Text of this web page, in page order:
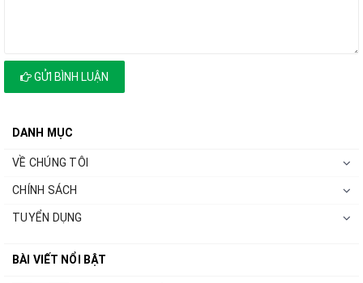
GỬI BÌNH LUẬN
DANH MỤC
VỀ CHÚNG TÔI
CHÍNH SÁCH
TUYỂN DỤNG
BÀI VIẾT NỔI BẬT